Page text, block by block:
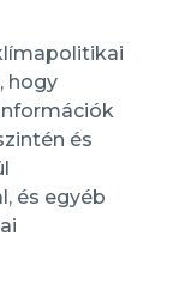
hogy
és
és egyéb